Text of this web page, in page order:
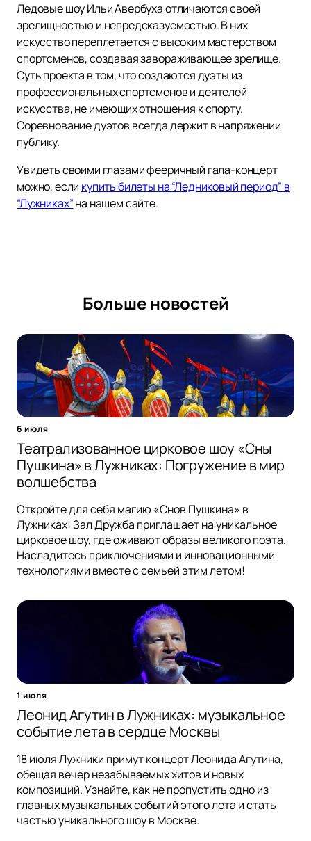
Ледовые шоу Ильи Авербуха отличаются своей
зрелищностью и непредсказуемостью. В них
искусство переплетается с высоким мастерством
спортсменов, создавая завораживающее зрелище.
Суть проекта в том, что создаются дуэты из
профессиональных спортсменов и деятелей
искусства, не имеющих отношения к спорту.
Соревнование дуэтов всегда держит в напряжении
публику.
Увидеть своими глазами фееричный гала-концерт
можно, если купить билеты на “Ледниковый период” в
“Лужниках”на нашем сайте.
Больше новостей
6 июля
Театрализованное цирковое шоу «Сны
Пушкина» в Лужниках: Погружение в мир
волшебства
Откройте для себя магию «Снов Пушкина» в
Лужниках! Зал Дружба приглашает на уникальное
цирковое шоу, где оживают образы великого поэта.
Насладитесь приключениями и инновационными
технологиями вместе с семьей этим летом!
1 июля
Леонид Агутин в Лужниках: музыкальное
событие лета в сердце Москвы
18 июля Лужники примут концерт Леонида Агутина,
обещая вечер незабываемых хитов и новых
композиций. Узнайте, как не пропустить одно из
главных музыкальных событий этого лета и стать
частью уникального шоу в Москве.